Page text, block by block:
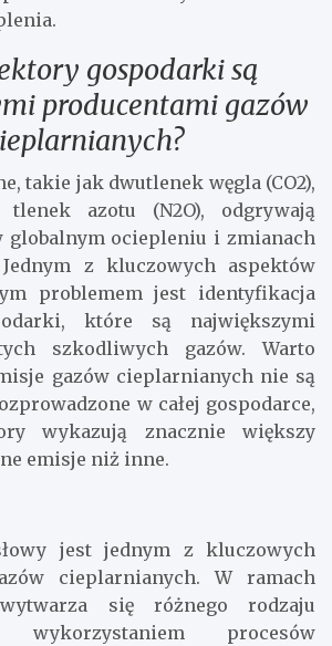
gospodarki są
producentami gazów
takie jak dwutlenek węgla (CO2),
azotu (N2O), odgrywają
globalnym ociepleniu i zmianach
z kluczowych aspektów
problemem jest identyfikacja
które są największymi
szkodliwych gazów. Warto
gazów cieplarnianych nie są
w całej gospodarce,
wykazują znacznie większy
emisje niż inne.
jest jednym z kluczowych
cieplarnianych. W ramach
się różnego rodzaju
procesów